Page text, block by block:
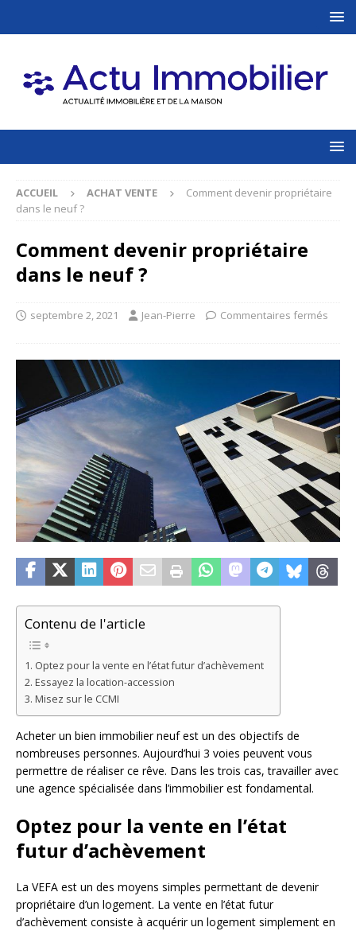
ACCUEIL ACHAT VENTE
Comment devenir propriétaire
dans le neuf ?
Comment devenir propriétaire
dans le neuf ?
septembre 2, 2021 Jean-Pierre Commentaires fermés
Contenu de l'article
Optez pour la vente en l’état futur d’achèvement
Essayez la location-accession
Misez sur le CCMI
Acheter un bien immobilier neuf est un des objectifs de
nombreuses personnes. Aujourd’hui 3 voies peuvent vous
permettre de réaliser ce rêve. Dans les trois cas, travailler avec
une agence spécialisée dans l’immobilier est fondamental.
Optez pour la vente en l’état
futur d’achèvement
La VEFA est un des moyens simples permettant de devenir
propriétaire d’un logement. La vente en l’état futur
d’achèvement consiste à acquérir un logement simplement en